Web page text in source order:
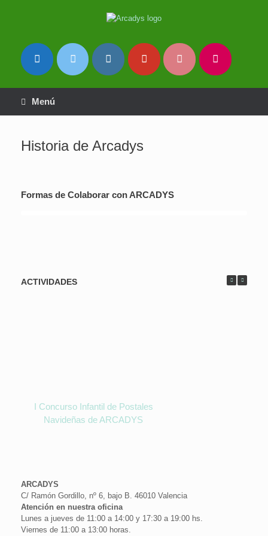
Menú
Historia de Arcadys
Formas de Colaborar con ARCADYS
ACTIVIDADES
I Concurso Infantil de Postales
Navideñas de ARCADYS
ARCADYS
C/ Ramón Gordillo, nº 6, bajo B. 46010 Valencia
Atención en nuestra oficina
Lunes a jueves de 11:00 a 14:00 y 17:30 a 19:00 hs.
Viernes de 11:00 a 13:00 horas.